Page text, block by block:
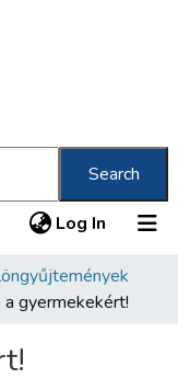
Search
Log In (current)
gyermekekért!